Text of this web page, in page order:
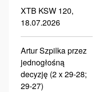
XTB KSW 120,
18.07.2026
Artur Szpilka przez
jednogłośną
decyzję (2 x 29-28;
29-27)